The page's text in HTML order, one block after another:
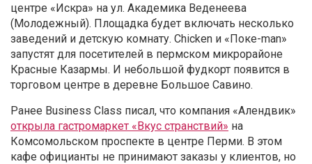
центре «Искра» на ул. Академика Веденеева
(Молодежный). Площадка будет включать несколько
заведений и детскую комнату. Chicken и «Поке-man»
запустят для посетителей в пермском микрорайоне
Красные Казармы. И небольшой фудкорт появится в
торговом центре в деревне Большое Савино.
Ранее Business Class писал, что компания «Алендвик»
открыла гастромаркет «Вкус странствий» на
Комсомольском проспекте в центре Перми. В этом
кафе официанты не принимают заказы у клиентов, но